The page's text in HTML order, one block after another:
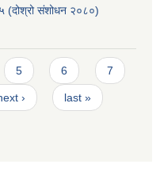
(दोश्रो संशोधन २०८०)
5 6 7
› last »